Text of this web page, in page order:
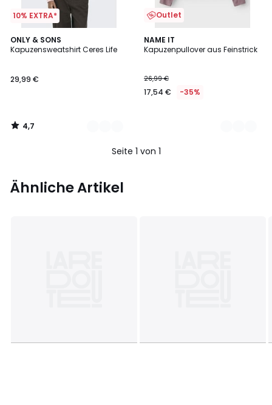
10% EXTRA*
ONLY & SONS
Kapuzensweatshirt Ceres Life
29,99 €
4,7
/ 5
3
Farben
4,7
/
Outlet
NAME IT
Kapuzenpullover aus Feinstrick
26,99 €
17,54 € -35%
2
Farben
Seite 1 von 1
Ähnliche Artikel